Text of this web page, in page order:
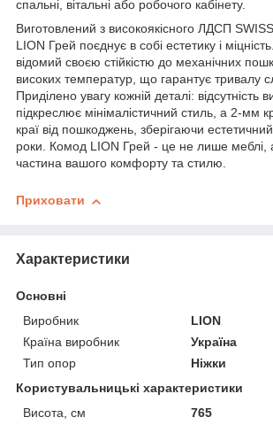
спальні, вітальні або робочого кабінету.
Виготовлений з високоякісного ЛДСП
LION Грей поєднує в собі естетику і
відомий своєю стійкістю до механічних
високих температур, що гарантує тривалу
Приділено увагу кожній деталі: відсутність
підкреслює мінімалістичний стиль, а 2-мм
краї від пошкоджень, зберігаючи
роки. Комод LION Грей - це не лише меблі,
частина вашого комфорту та стилю.
Приховати
Характеристики
Основні
Виробник
LION
Країна виробник
Україна
Тип опор
Ніжки
Користувальницькі характеристики
Висота, см
765